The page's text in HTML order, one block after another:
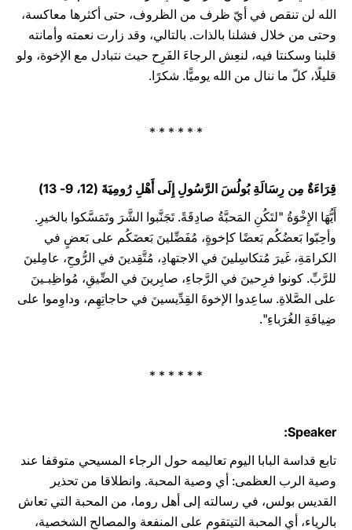
الله لن تنقص في أيّ ظرف من الظروف، حتى أكثرها معاكسة،
وحتى من خلال فشلنا بالذات. بالتالي، وقد زارت نعمته وأمانته
قلبنا وسكنتا فيه، لنعِش الرجاءَ الفَرِح حيث نتبادل مع الإخوة، ولو
قليلًا، كلّ ما ننال من الله يوميًّا. شكرًا.
* * * * * *
قِرَاءَةٌ مِن رِسَالَةِ بُولُسَ الرَّسُولِ إِلَى أَهْلِ رُومِيَةَ (12، 9- 13)‏
‏أَيُّهَا الإِخْوَةُ "‏لتَكُنِ المَحبَّةُ صادِقَةً. تَجَنَّبوا الشَّرَ وتَمَسَّكوا بالخيرِ.
وأحِبّوا بَعضُكُم ‏بَعضًا كإخوةٍ، مُفَضِّلينَ ‏بَعضَكُم على بَعضٍ في
الكرامَةِ، غَيرَ مُتكاسِلينَ في ‏الاجتهادِ، مُتَّقِدينَ في الرُّوحِ، عامِلينَ
للرَّبِّ. كونوا فرِحينَ في الرَّجاءِ، صابِرينَ ‏في الضِّيقِ، مُواظِبـينَ
على الصَّلاةِ. ساعِدوا الإخوةَ ‏القِدِّيسينَ في حاجاتِهِم، ‏وداوِموا على
ضِيافَةِ الغُرَباءِ".‏
* * * * * *
Speaker:
تابع قداسة البابا اليوم تعاليمه حول الرجاء المسيحي متوقفا عند
وصية الرب العظمى: أي وصية ‏المحبة.‏ ‏وانطلاقا من تحذير
‏القديس بولس، في رسالته إلى أهل روما، من المحبة التي تعاش
بالرياء، أي ‏المحبة التي‎‎تقوم على المنفعة والمصالح الشخصية،